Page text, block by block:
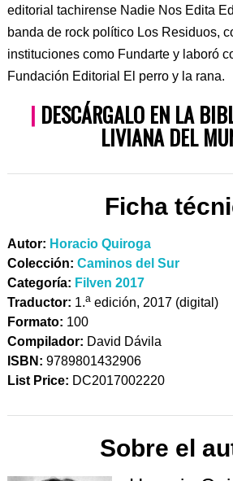
editorial tachirense Nadie Nos Edita
banda de rock político Los Residuos,
instituciones como Fundarte y laboró
Fundación Editorial El perro y la rana.
| DESCÁRGALO EN LA
LIVIANA DEL
Ficha
Autor: Horacio Quiroga
Colección: Caminos del Sur
Categoría: Filven 2017
Traductor: 1.aedición, 2017 (digital)
Formato: 100
Compilador: David Dávila
ISBN: 9789801432906
List Price: DC2017002220
Sobre el